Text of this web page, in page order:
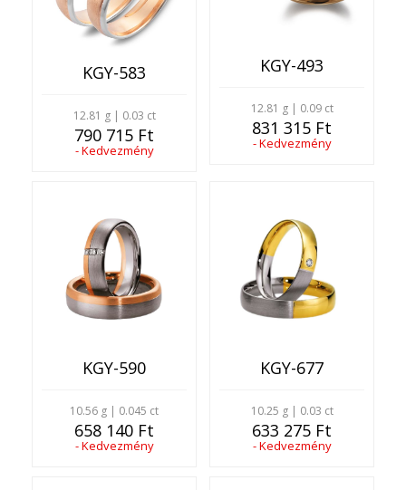
KGY-583
12.81 g | 0.03 ct
790 715 Ft
- Kedvezmény
KGY-493
12.81 g | 0.09 ct
831 315 Ft
- Kedvezmény
KGY-590
10.56 g | 0.045 ct
658 140 Ft
- Kedvezmény
KGY-677
10.25 g | 0.03 ct
633 275 Ft
- Kedvezmény